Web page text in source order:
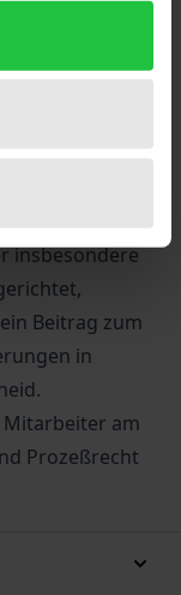
und
Recht
es hierbei zu
insbesondere
Beitrag zum
in
am
Prozeßrecht